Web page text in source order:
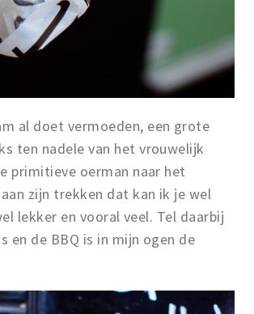
al doet vermoeden, een grote
ten nadele van het vrouwelijk
primitieve oerman naar het
zijn trekken dat kan ik je wel
lekker en vooral veel. Tel daarbij
en de BBQ is in mijn ogen de